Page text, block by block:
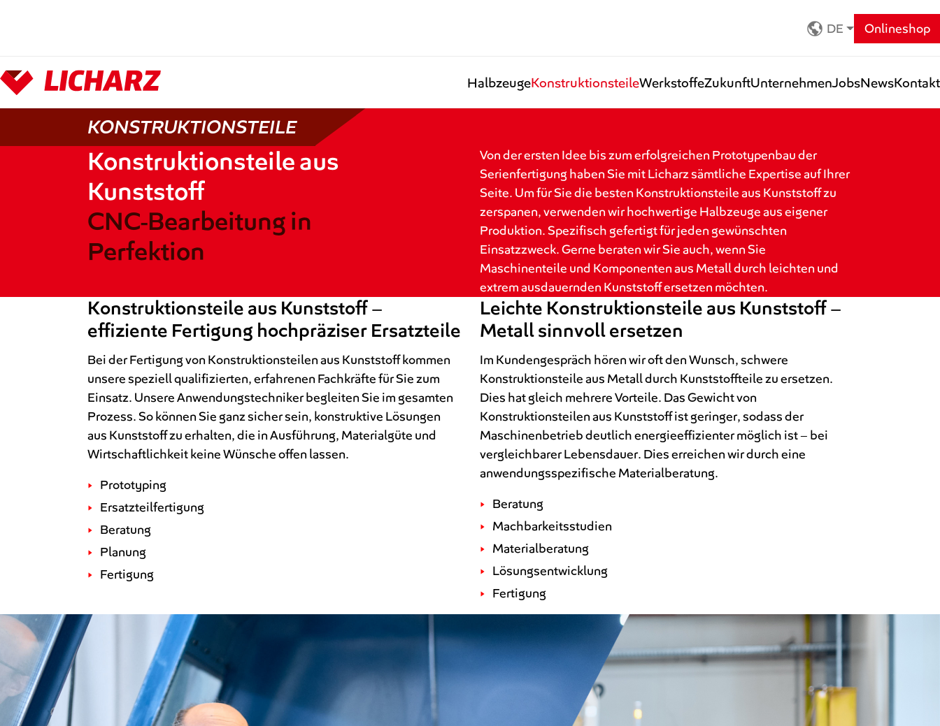
DE
Onlineshop
HalbzeugeKonstruktionsteileWerkstoffeZukunftUnternehmenJobsNewsKontakt
KONSTRUKTIONSTEILE
Konstruktionsteile aus
Kunststoff
CNC-Bearbeitung in
Perfektion
Von der ersten Idee bis zum erfolgreichen Prototypenbau der
Serienfertigung haben Sie mit Licharz sämtliche Expertise auf Ihrer
Seite. Um für Sie die besten Konstruktionsteile aus Kunststoff zu
zerspanen, verwenden wir hochwertige Halbzeuge aus eigener
Produktion. Spezifisch gefertigt für jeden gewünschten
Einsatzzweck. Gerne beraten wir Sie auch, wenn Sie
Maschinenteile und Komponenten aus Metall durch leichten und
extrem ausdauernden Kunststoff ersetzen möchten.
Konstruktionsteile aus Kunststoff –
effiziente Fertigung hochpräziser Ersatzteile
Bei der Fertigung von Konstruktionsteilen aus Kunststoff kommen
unsere speziell qualifizierten, erfahrenen Fachkräfte für Sie zum
Einsatz. Unsere Anwendungstechniker begleiten Sie im gesamten
Prozess. So können Sie ganz sicher sein, konstruktive Lösungen
aus Kunststoff zu erhalten, die in Ausführung, Materialgüte und
Wirtschaftlichkeit keine Wünsche offen lassen.
Prototyping
Ersatzteilfertigung
Beratung
Planung
Fertigung
Leichte Konstruktionsteile aus Kunststoff –
Metall sinnvoll ersetzen
Im Kundengespräch hören wir oft den Wunsch, schwere
Konstruktionsteile aus Metall durch Kunststoffteile zu ersetzen.
Dies hat gleich mehrere Vorteile. Das Gewicht von
Konstruktionsteilen aus Kunststoff ist geringer, sodass der
Maschinenbetrieb deutlich energieeffizienter möglich ist – bei
vergleichbarer Lebensdauer. Dies erreichen wir durch eine
anwendungsspezifische Materialberatung.
Beratung
Machbarkeitsstudien
Materialberatung
Lösungsentwicklung
Fertigung